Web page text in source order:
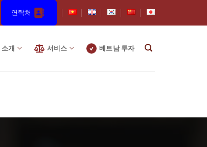
연락처
소개 서비스 베트남 투자